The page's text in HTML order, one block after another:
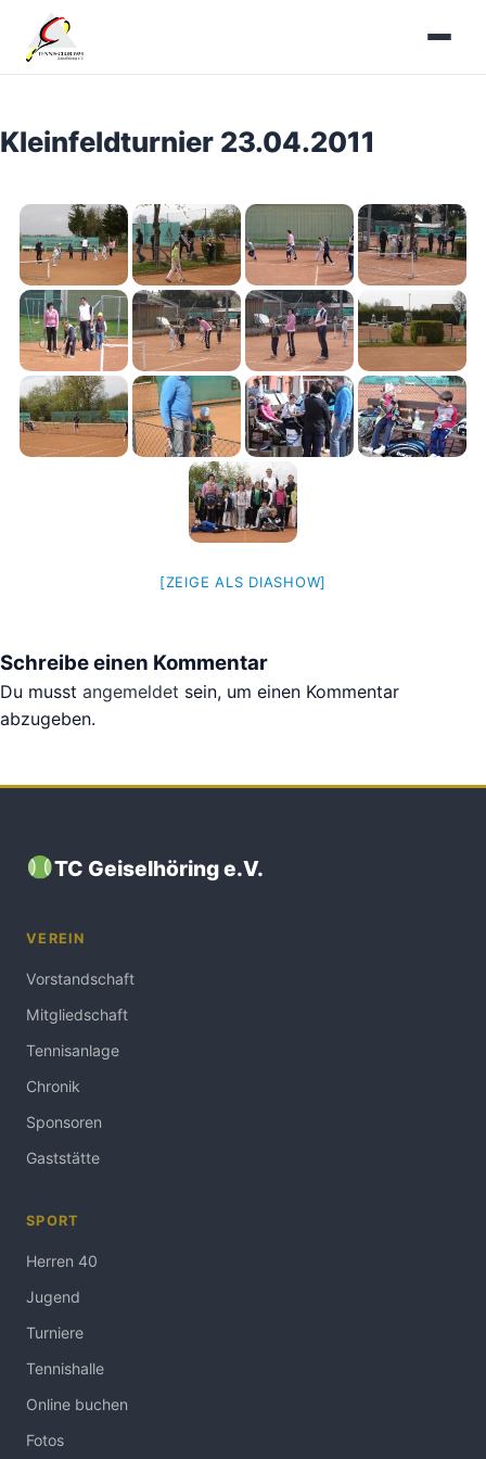
Inhalt
springen
Kleinfeldturnier 23.04.2011
[ZEIGE ALS DIASHOW]
Schreibe einen Kommentar
Du musst angemeldet sein, um einen Kommentar
abzugeben.
TC Geiselhöring e.V.
VEREIN
Vorstandschaft
Mitgliedschaft
Tennisanlage
Chronik
Sponsoren
Gaststätte
SPORT
Herren 40
Jugend
Turniere
Tennishalle
Online buchen
Fotos